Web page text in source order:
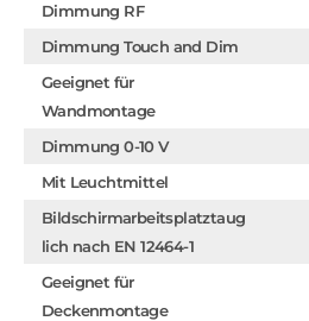
Dimmung RF
Dimmung Touch and Dim
Geeignet für
Wandmontage
Dimmung 0-10 V
Mit Leuchtmittel
Bildschirmarbeitsplatztaug
lich nach EN 12464-1
Geeignet für
Deckenmontage